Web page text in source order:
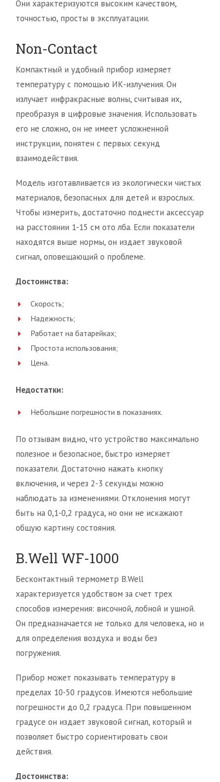
Они характеризуются высоким качеством,
точностью, просты в эксплуатации.
Non-Contact
Компактный и удобный прибор измеряет
температуру с помощью ИК-излучения. Он
излучает инфракрасные волны, считывая их,
преобразуя в цифровые значения. Использовать
его не сложно, он не имеет усложненной
инструкции, понятен с первых секунд
взаимодействия.
Модель изготавливается из экологически чистых
материалов, безопасных для детей и взрослых.
Чтобы измерить, достаточно поднести аксессуар
на расстоянии 1-15 см ото лба. Если показатели
находятся выше нормы, он издает звуковой
сигнал, оповещающий о проблеме.
Достоинства:
Скорость;
Надежность;
Работает на батарейках;
Простота использования;
Цена.
Недостатки:
Небольшие погрешности в показаниях.
По отзывам видно, что устройство максимально
полезное и безопасное, быстро измеряет
показатели. Достаточно нажать кнопку
включения, и через 2-3 секунды можно
наблюдать за изменениями. Отклонения могут
быть на 0,1-0,2 градуса, но они не искажают
общую картину состояния.
B.Well WF-1000
Бесконтактный термометр B.Well
характеризуется удобством за счет трех
способов измерения: височной, лобной и ушной.
Он предназначается не только для человека, но и
для определения воздуха и воды без
погружения.
Прибор может показывать температуру в
пределах 10-50 градусов. Имеются небольшие
погрешности до 0,2 градуса. При повышенном
градусе он издает звуковой сигнал, который и
позволяет быстро сориентировать свои
действия.
Достоинства: